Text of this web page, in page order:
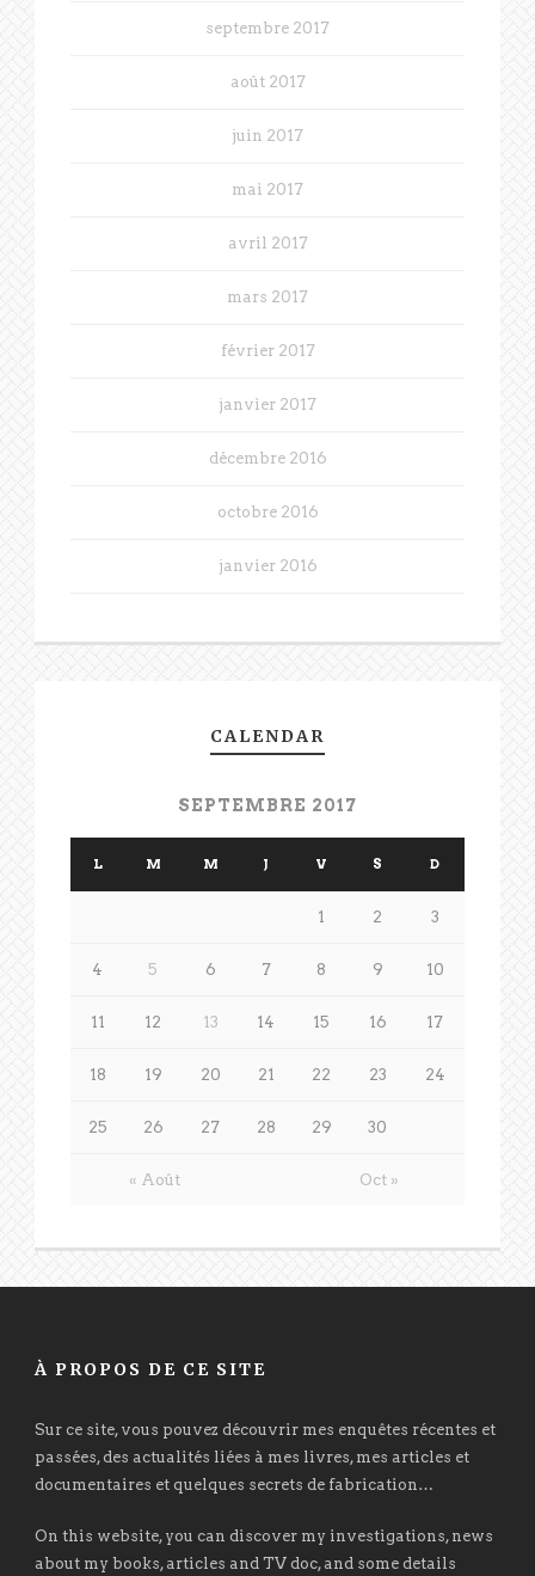
septembre 2017
août 2017
juin 2017
mai 2017
avril 2017
mars 2017
février 2017
janvier 2017
décembre 2016
octobre 2016
janvier 2016
CALENDAR
SEPTEMBRE 2017
L M M J V S D
« Août Oct »
1 2 3
4 5 6 7 8 9 10
11 12 13 14 15 16 17
18 19 20 21 22 23 24
25 26 27 28 29 30
À PROPOS DE CE SITE
Sur ce site, vous pouvez découvrir mes enquêtes récentes et
passées, des actualités liées à mes livres, mes articles et
documentaires et quelques secrets de fabrication…
On this website, you can discover my investigations, news
about my books, articles and TV doc, and some details